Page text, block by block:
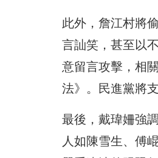
此外，詹江村將
言訕笑，甚至以
意留言攻擊，相
法》。民進黨將
最後，戴瑋姍強
人如陳雪生、傅